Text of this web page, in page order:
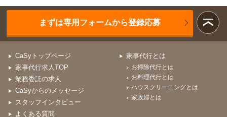
まずは専用フォームから登録応募
CaSyトップページ
家事代行求人TOP
業務委託の求人
CaSyからのメッセージ
スタッフインタビュー
よくある質問
家事代行とは
お掃除代行とは
お料理代行とは
ハウスクリーニングとは
家政婦とは